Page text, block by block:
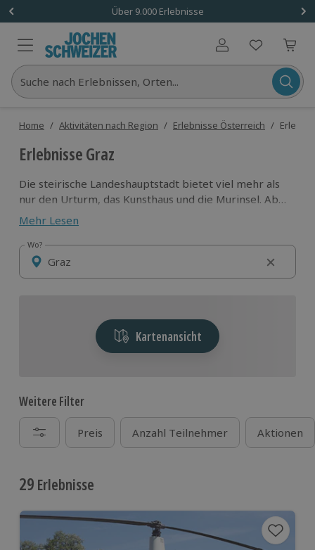
Über 9.000 Erlebnisse
Benutzerkonto
Suche nach Erlebnissen, Orten...
Home / Aktivitäten nach Region / Erlebnisse Österreich /
Erlebnisse Graz
Die steirische Landeshauptstadt bietet viel mehr als
nur den Urturm, das Kunsthaus und die Murinsel. Ab
sofort ist Graz auch der Schauplatz vieler Abenteuer
und besonderer Erlebnisse. Also warum in die Ferne
schweifen? Denn in puncto Fliegen, Fahren und
Fitness- und Lifestyle-Abenteuer liegt das Gute doch
so nah!
Mehr Lesen
Wo?
Wo?
Kartenansicht
Weitere Filter
Preis Anzahl Teilnehmer Aktionen
29 Erlebnisse